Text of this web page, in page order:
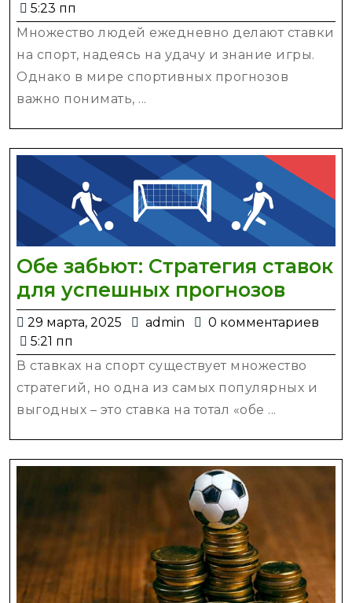
спорт:
кто
заслуживает
доверия
2025
году
2025
5:23 пп
Множество людей ежедневно делают ставки
на спорт, надеясь на удачу и знание игры.
Однако в мире спортивных прогнозов
важно понимать, ...
Обе забьют: Стратегия ставок
для успешных прогнозовОбе
для
29 марта, 2025
29
2025
admin admin
0 комментариев
5:21 пп
В ставках на спорт существует множество
стратегий, но одна из самых популярных и
выгодных – это ставка на тотал «обе ...